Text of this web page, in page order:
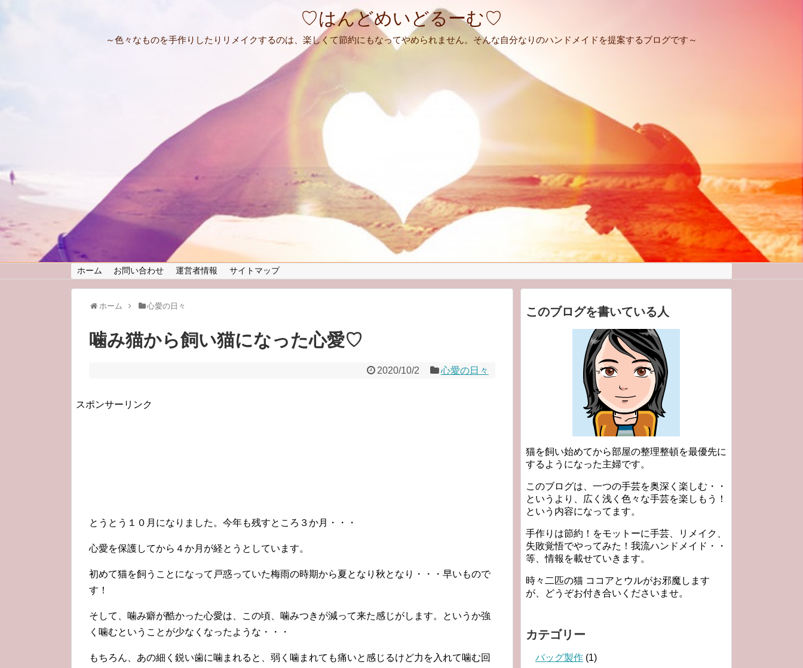
♡はんどめいどるーむ♡
～色々なものを手作りしたりリメイクするのは、楽しくて節約にもなってやめられません。そんな自分なりのハンドメイドを提案するブログです～
ホーム お問い合わせ 運営者情報 サイトマップ
ホーム 心愛の日々
噛み猫から飼い猫になった心愛♡
2020/10/2 心愛の日々
スポンサーリンク
とうとう１０月になりました。今年も残すところ３か月・・・
心愛を保護してから４か月が経とうとしています。
初めて猫を飼うことになって戸惑っていた梅雨の時期から夏となり秋となり・・・早いもので
す！
そして、噛み癖が酷かった心愛は、この頃、噛みつきが減って来た感じがします。というか強
く噛むということが少なくなったような・・・
もちろん、あの細く鋭い歯に噛まれると、弱く噛まれても痛いと感じるけど力を入れて噛む回
このブログを書いている人
猫を飼い始めてから部屋の整理整頓を最優先に
するようになった主婦です。
このブログは、一つの手芸を奥深く楽しむ・・
というより、広く浅く色々な手芸を楽しもう！
という内容になってます。
手作りは節約！をモットーに手芸、リメイク、
失敗覚悟でやってみた！我流ハンドメイド・・
等、情報を載せていきます。
時々二匹の猫 ココアとウルがお邪魔します
が、どうぞお付き合いくださいませ。
カテゴリー
バッグ製作 (1)